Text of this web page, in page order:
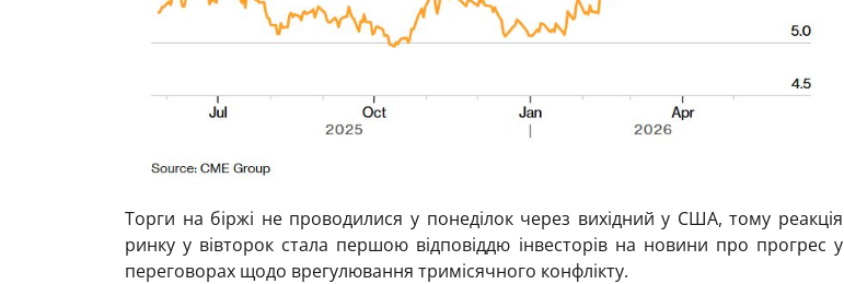
Торги на біржі не проводилися у понеділок через вихідний у США, тому реакція
ринку у вівторок стала першою відповіддю інвесторів на новини про прогрес у
переговорах щодо врегулювання тримісячного конфлікту.